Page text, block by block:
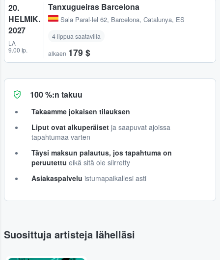
20.
HELMIK.
2027
LA
9.00 ip.
Tanxugueiras Barcelona
Sala Paral·lel 62, Barcelona, Catalunya, ES
4 lippua saatavilla
alkaen 179 $
100 %:n takuu
Takaamme jokaisen tilauksen
Liput ovat alkuperäiset ja saapuvat ajoissa
tapahtumaa varten
Täysi maksun palautus, jos tapahtuma on
peruutettu eikä sitä ole siirretty
Asiakaspalvelu istumapaikallesi asti
Suosittuja artisteja lähelläsi